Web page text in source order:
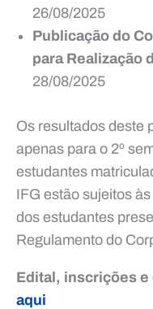
26/08/2025
Publicação do
para Realização
28/08/2025
Os resultados deste
apenas para o 2º
estudantes
IFG estão sujeitos
dos estudantes
Regulamento do
Edital, inscrições
aqui